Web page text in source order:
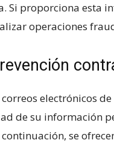
Si ⁤proporciona⁢ esta
operaciones
electrónicos
de⁣ su información
se⁣